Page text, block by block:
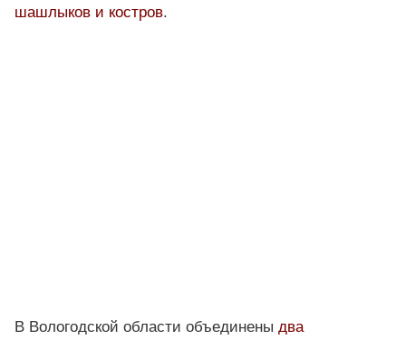
шашлыков и костров.
В Вологодской области объединены два